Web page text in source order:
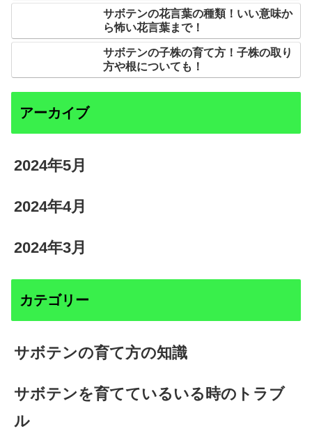
サボテンの花言葉の種類！いい意味か
ら怖い花言葉まで！
サボテンの子株の育て方！子株の取り
方や根についても！
アーカイブ
2024年5月
2024年4月
2024年3月
カテゴリー
サボテンの育て方の知識
サボテンを育てているいる時のトラブ
ル